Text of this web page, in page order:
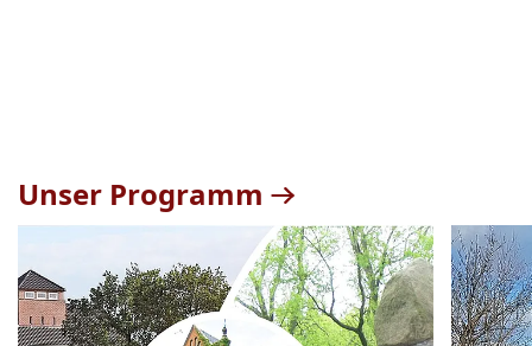
Unser Programm
Teaser1bis2von20sichtbar.